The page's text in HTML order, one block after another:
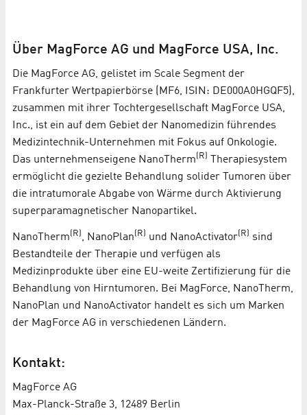
Über MagForce AG und MagForce USA, Inc.
Die MagForce AG, gelistet im Scale Segment der
Frankfurter Wertpapierbörse (MF6, ISIN: DE000A0HGQF5),
zusammen mit ihrer Tochtergesellschaft MagForce USA,
Inc., ist ein auf dem Gebiet der Nanomedizin führendes
Medizintechnik-Unternehmen mit Fokus auf Onkologie.
Das unternehmenseigene NanoTherm(R)
Therapiesystem
ermöglicht die gezielte Behandlung solider Tumoren über
die intratumorale Abgabe von Wärme durch Aktivierung
superparamagnetischer Nanopartikel.
NanoTherm(R), NanoPlan(R) und NanoActivator(R) sind
Bestandteile der Therapie und verfügen als
Medizinprodukte über eine EU-weite Zertifizierung für die
Behandlung von Hirntumoren. Bei MagForce, NanoTherm,
NanoPlan und NanoActivator handelt es sich um Marken
der MagForce AG in verschiedenen Ländern.
Kontakt:
MagForce AG
Max-Planck-Straße 3, 12489 Berlin